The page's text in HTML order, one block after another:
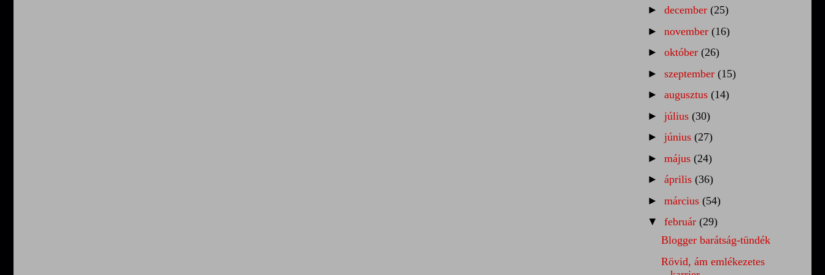
► december (25)
► november (16)
► október (26)
► szeptember (15)
► augusztus (14)
► július (30)
► június (27)
► május (24)
► április (36)
► március (54)
▼ február (29)
Blogger barátság-tündék
Rövid, ám emlékezetes